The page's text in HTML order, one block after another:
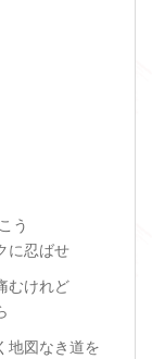
う
に忍ばせ
むけれど
図なき道を